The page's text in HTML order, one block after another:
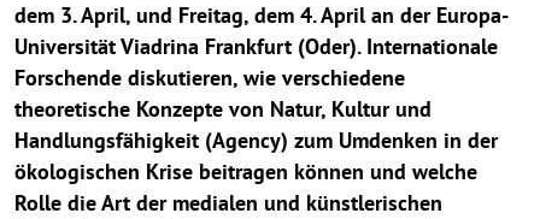
dem 3. April, und Freitag, dem 4. April an der Europa-
Universität Viadrina Frankfurt (Oder). Internationale
Forschende diskutieren, wie verschiedene
theoretische Konzepte von Natur, Kultur und
Handlungsfähigkeit (Agency) zum Umdenken in der
ökologischen Krise beitragen können und welche
Rolle die Art der medialen und künstlerischen